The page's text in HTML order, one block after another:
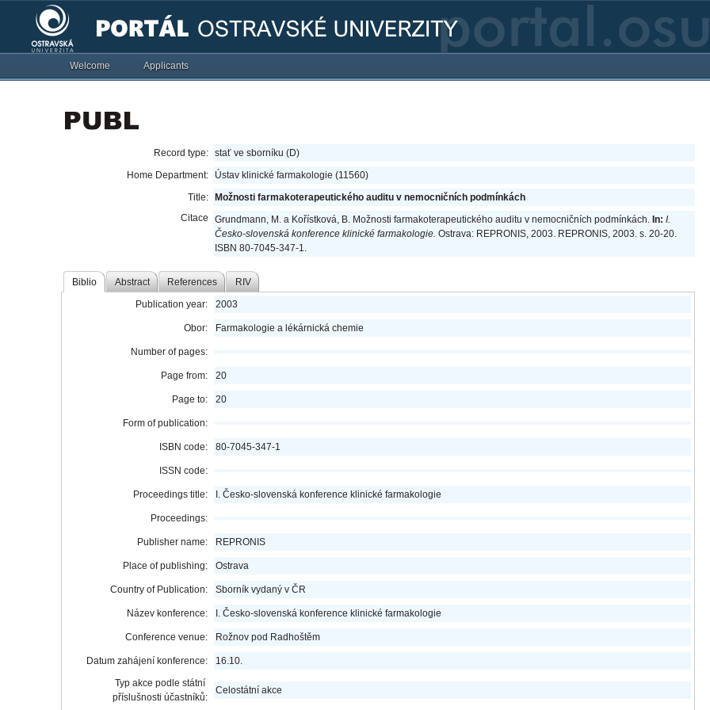
Welcome Applicants
Record type: stať ve sborníku (D)
Home Department:
Ústav klinické farmakologie (11560)
Title:
Možnosti farmakoterapeutického auditu v nemocničních podmínkách
Citace
Grundmann, M. a Kořístková, B. Možnosti farmakoterapeutického auditu v nemocničních podmínkách. In:I.
Česko-slovenská konference klinické farmakologie. Ostrava: REPRONIS, 2003. REPRONIS, 2003. s. 20-20.
ISBN 80-7045-347-1.
Biblio Abstract References RIV
Publication year: 2003
Obor: Farmakologie a lékárnická chemie
Number of pages:
Page from: 20
Page to: 20
Form of publication:
ISBN code: 80-7045-347-1
ISSN code:
Proceedings title: I. Česko-slovenská konference klinické farmakologie
Proceedings:
Publisher name: REPRONIS
Place of publishing: Ostrava
Country of Publication: Sborník vydaný v ČR
Název konference: I. Česko-slovenská konference klinické farmakologie
Conference venue: Rožnov pod Radhoštěm
Datum zahájení konference:
16.10.
Typ akce podle státní
příslušnosti účastníků:
Celostátní akce